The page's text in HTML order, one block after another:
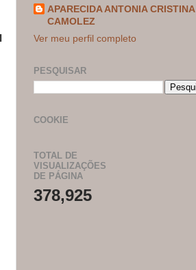
APARECIDA ANTONIA CRISTINA
CAMOLEZ
Ver meu perfil completo
PESQUISAR
COOKIE
TOTAL DE
VISUALIZAÇÕES
DE PÁGINA
378,925